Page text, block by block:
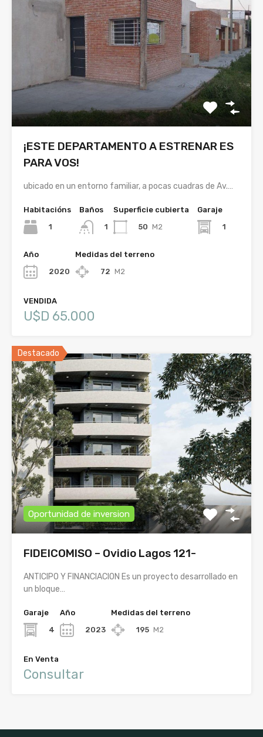
¡ESTE DEPARTAMENTO A ESTRENAR ES
PARA VOS!
ubicado en un entorno familiar, a pocas cuadras de Av.…
Habitacións
1
Baños
1
Superficie cubierta
50 M2
Garaje
1
Año
2020
Medidas del terreno
72 M2
VENDIDA
U$D 65.000
Destacado
Oportunidad de inversion
FIDEICOMISO – Ovidio Lagos 121-
ANTICIPO Y FINANCIACION Es un proyecto desarrollado en
un bloque…
Garaje
4
Año
2023
Medidas del terreno
195 M2
En Venta
Consultar